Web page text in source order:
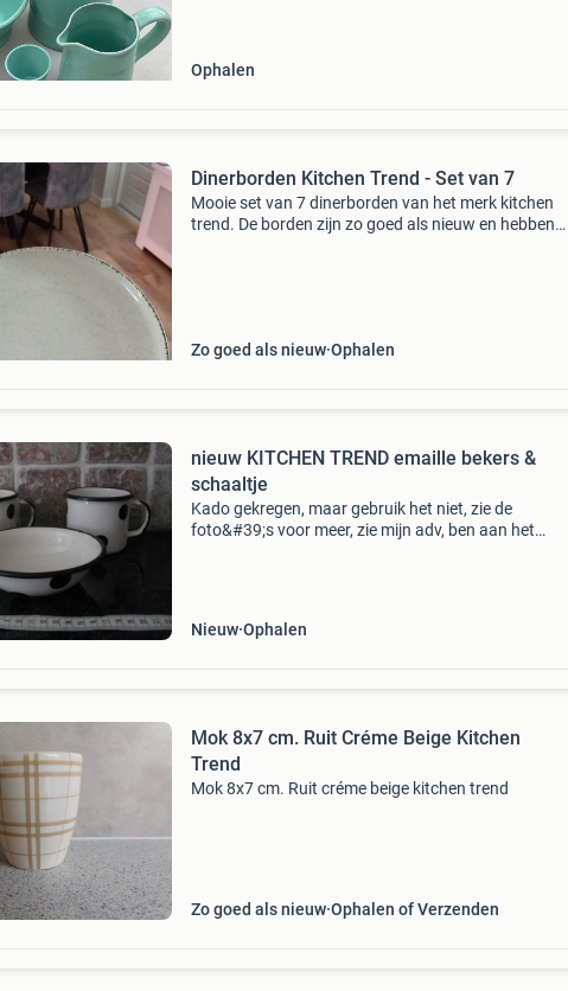
Ophalen
Dinerborden Kitchen Trend - Set van 7
Mooie set van 7 dinerborden van het merk kitchen
trend. De borden zijn zo goed als nieuw en hebben
Zo goed als nieuw Ophalen
nieuw KITCHEN TREND emaille bekers &
schaaltje
Kado gekregen, maar gebruik het niet, zie de
foto&#39;s voor meer, zie mijn adv, ben aan het
Nieuw Ophalen
Mok 8x7 cm. Ruit Créme Beige Kitchen
Trend
Mok 8x7 cm. Ruit créme beige kitchen trend
Zo goed als nieuw Ophalen of Verzenden